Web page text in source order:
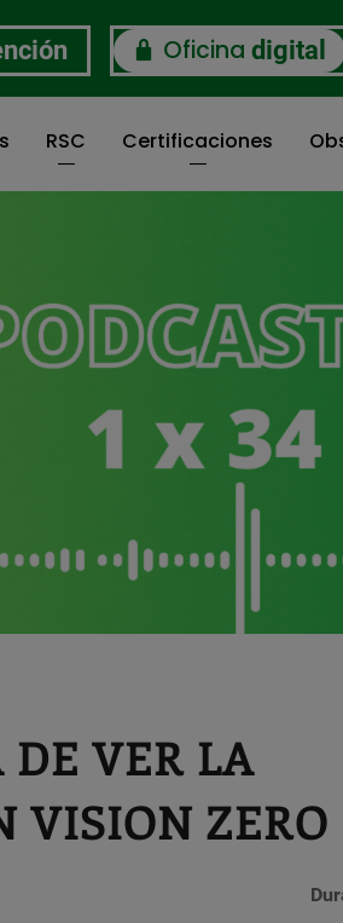
Oficina digital
RSC Certificaciones
VER LA
VISION ZERO